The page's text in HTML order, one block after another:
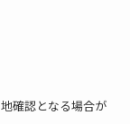
確認となる場合が